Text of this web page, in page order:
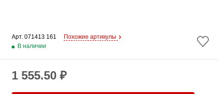
Арт. 071413 161
Похожие артикулы
В наличии
1 555.50 ₽